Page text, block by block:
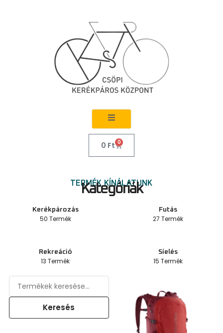
0 Ft 0
TERMÉK KÍNÁLATUNK
Kategóriák
Kerékpározás
50 Termék
Futás
27 Termék
Rekreáció
13 Termék
Síelés
15 Termék
Keresés